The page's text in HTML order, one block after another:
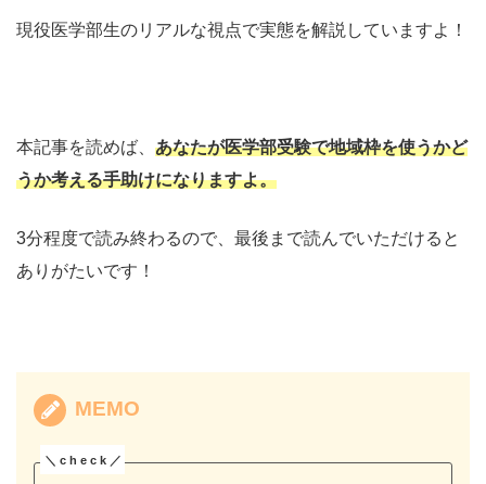
現役医学部生のリアルな視点で実態を解説していますよ！
本記事を読めば、 あなたが医学部受験で地域枠を使うかど
うか考える手助けになりますよ。
3分程度で読み終わるので、最後まで読んでいただけると
ありがたいです！
MEMO